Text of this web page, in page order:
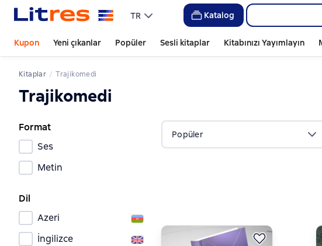
TR Katalog
Kupon Yeni çıkanlar Popüler Sesli kitaplar Kitabınızı Yayımlayın
Kitaplar Trajikomedi
Trajikomedi
Format
Ses
Metin
Dil
Azeri
İngilizce
Popüler